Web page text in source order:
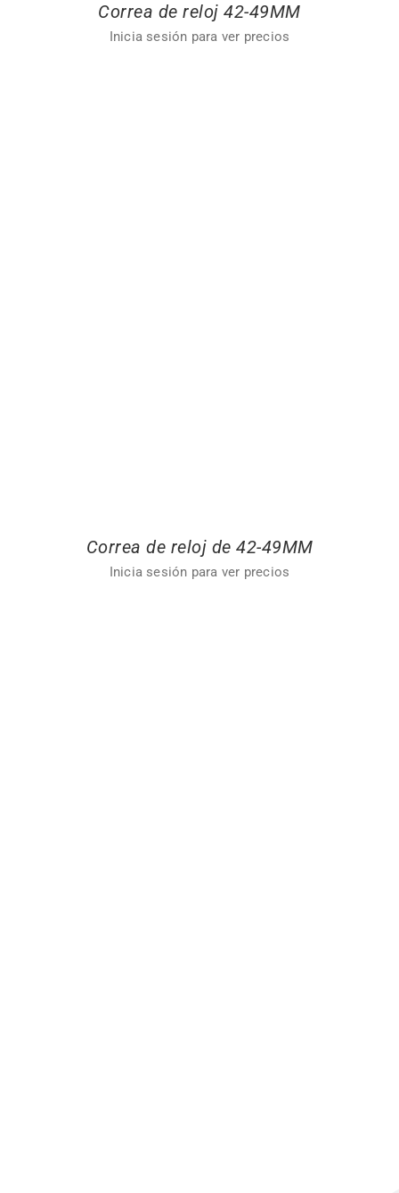
Correa de reloj 42-49MM
Inicia sesión para ver precios
Correa de reloj de 42-49MM
Inicia sesión para ver precios